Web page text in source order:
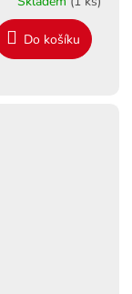
M
Do košíku